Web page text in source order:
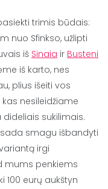
trimis būdais:
nuo Sfinkso, užlipti
iš Sinaia ir Busteni
iš karto, nes
plius išeiti vos
nesileidžiame
dideliais sukilimais.
smagu išbandyti
irgi
mums penkiems
100 eurų aukštyn